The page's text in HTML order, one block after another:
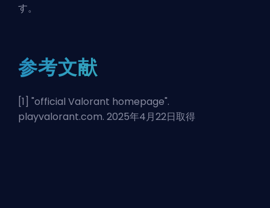
す。
参考文献
[1] "official Valorant homepage".
playvalorant.com. 2025年4月22日取得